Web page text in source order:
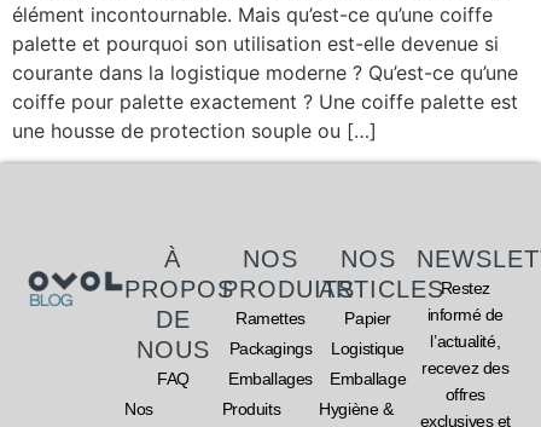
élément incontournable. Mais qu’est-ce qu’une coiffe
palette et pourquoi son utilisation est-elle devenue si
courante dans la logistique moderne ? Qu’est-ce qu’une
coiffe pour palette exactement ? Une coiffe palette est
une housse de protection souple ou […]
À
PROPOS
DE
NOUS
FAQ
Nos
NOS
PRODUITS
Ramettes
Packagings
Emballages
Produits
NOS
ARTICLES
Papier
Logistique
Emballage
Hygiène &
Restez
informé de
l’actualité,
recevez des
offres
exclusives et